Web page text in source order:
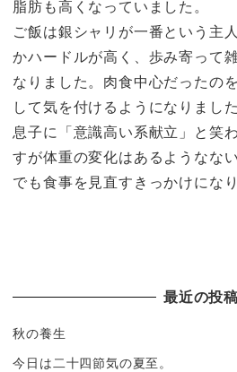
脂肪も高くなっていました。
ご飯は銀シャリが一番という主
かハードルが高く、歩み寄って
なりました。肉食中心だったの
して気を付けるようになりました
息子に「意識高い系献立」と笑
すが体重の変化はあるようなな
でも食事を見直すきっかけにな
最近の投稿
秋の養生
今日は二十四節気の夏至。